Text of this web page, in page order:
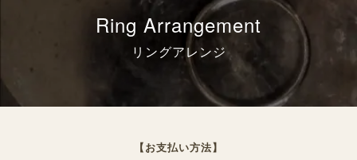
Ring Arrangement
リングアレンジ
【お支払い方法】